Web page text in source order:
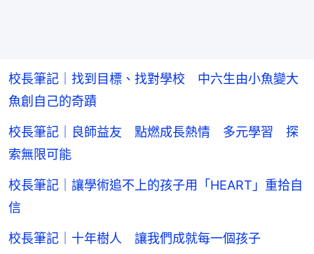
校長筆記｜找到目標、找對學校 中六生由小魚變大
魚創自己的奇蹟
校長筆記｜良師益友 點燃成長熱情 多元學習 探
索無限可能
校長筆記｜讓學術追不上的孩子用「HEART」重拾自
信
校長筆記｜十年樹人 讓我們成就每一個孩子